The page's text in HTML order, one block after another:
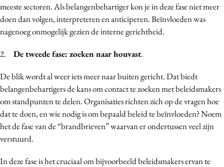
meeste sectoren. Als belangenbehartiger kon je in deze fase niet meer
doen dan volgen, interpreteren en anticiperen. Beïnvloeden was
nagenoeg onmogelijk gezien de interne gerichtheid.
2. De tweede fase: zoeken naar houvast.
De blik wordt al weer iets meer naar buiten gericht. Dat biedt
belangenbehartigers de kans om contact te zoeken met beleidsmakers
om standpunten te delen. Organisaties richten zich op de vragen hoe
dat te doen, en wie nodig is om bepaald beleid te beïnvloeden? Noem
het de fase van de “brandbrieven” waarvan er ondertussen veel zijn
verstuurd.
In deze fase is het cruciaal om bijvoorbeeld beleidsmakers ervan te